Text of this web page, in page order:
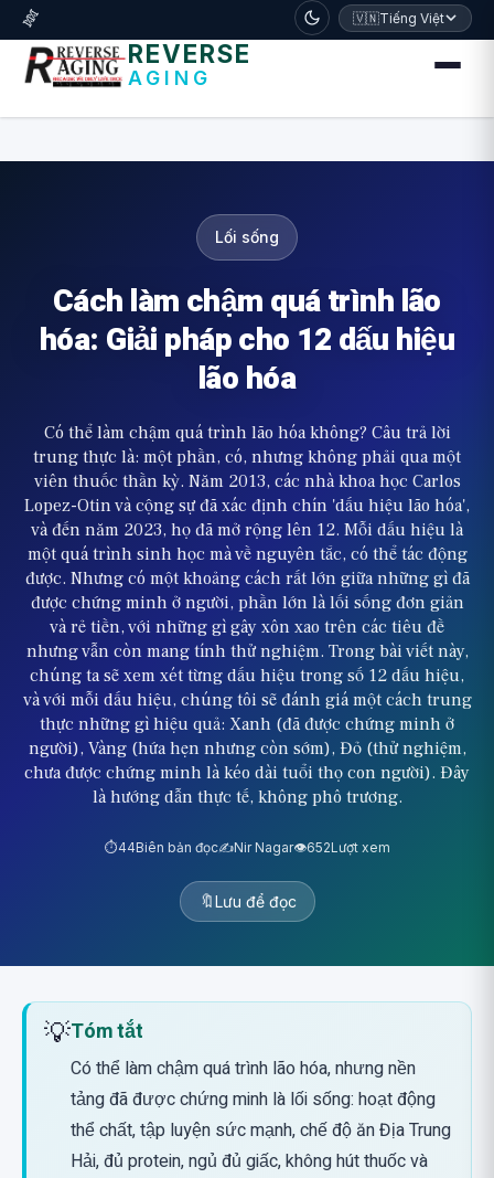
דלג לתוכן הראשי
🧬 🇻🇳Tiếng Việt
REVERSE
AGING
Lối sống
Cách làm chậm quá trình lão
hóa: Giải pháp cho 12 dấu hiệu
lão hóa
Có thể làm chậm quá trình lão hóa không? Câu trả lời
trung thực là: một phần, có, nhưng không phải qua một
viên thuốc thần kỳ. Năm 2013, các nhà khoa học Carlos
Lopez-Otin và cộng sự đã xác định chín 'dấu hiệu lão hóa',
và đến năm 2023, họ đã mở rộng lên 12. Mỗi dấu hiệu là
một quá trình sinh học mà về nguyên tắc, có thể tác động
được. Nhưng có một khoảng cách rất lớn giữa những gì đã
được chứng minh ở người, phần lớn là lối sống đơn giản
và rẻ tiền, với những gì gây xôn xao trên các tiêu đề
nhưng vẫn còn mang tính thử nghiệm. Trong bài viết này,
chúng ta sẽ xem xét từng dấu hiệu trong số 12 dấu hiệu,
và với mỗi dấu hiệu, chúng tôi sẽ đánh giá một cách trung
thực những gì hiệu quả: Xanh (đã được chứng minh ở
người), Vàng (hứa hẹn nhưng còn sớm), Đỏ (thử nghiệm,
chưa được chứng minh là kéo dài tuổi thọ con người). Đây
là hướng dẫn thực tế, không phô trương.
⏱️44Biên bản đọc✍️Nir Nagar👁️652Lượt xem
🔖Lưu để đọc
💡Tóm tắt
Có thể làm chậm quá trình lão hóa, nhưng nền
tảng đã được chứng minh là lối sống: hoạt động
thể chất, tập luyện sức mạnh, chế độ ăn Địa Trung
Hải, đủ protein, ngủ đủ giấc, không hút thuốc và